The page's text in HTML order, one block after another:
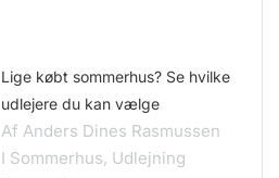
Lige købt sommerhus? Se hvilke
udlejere du kan vælge
Af Anders Dines Rasmussen
I Sommerhus, Udlejning